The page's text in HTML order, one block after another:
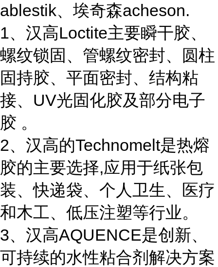
ablestik、埃奇森acheson.
1、汉高Loctite主要瞬干胶、
螺纹锁固、管螺纹密封、圆柱
固持胶、平面密封、结构粘
接、UV光固化胶及部分电子
胶 。
2、汉高的Technomelt是热熔
胶的主要选择,应用于纸张包
装、快递袋、个人卫生、医疗
和木工、低压注塑等行业。
3、汉高AQUENCE是创新、
可持续的水性粘合剂解决方案